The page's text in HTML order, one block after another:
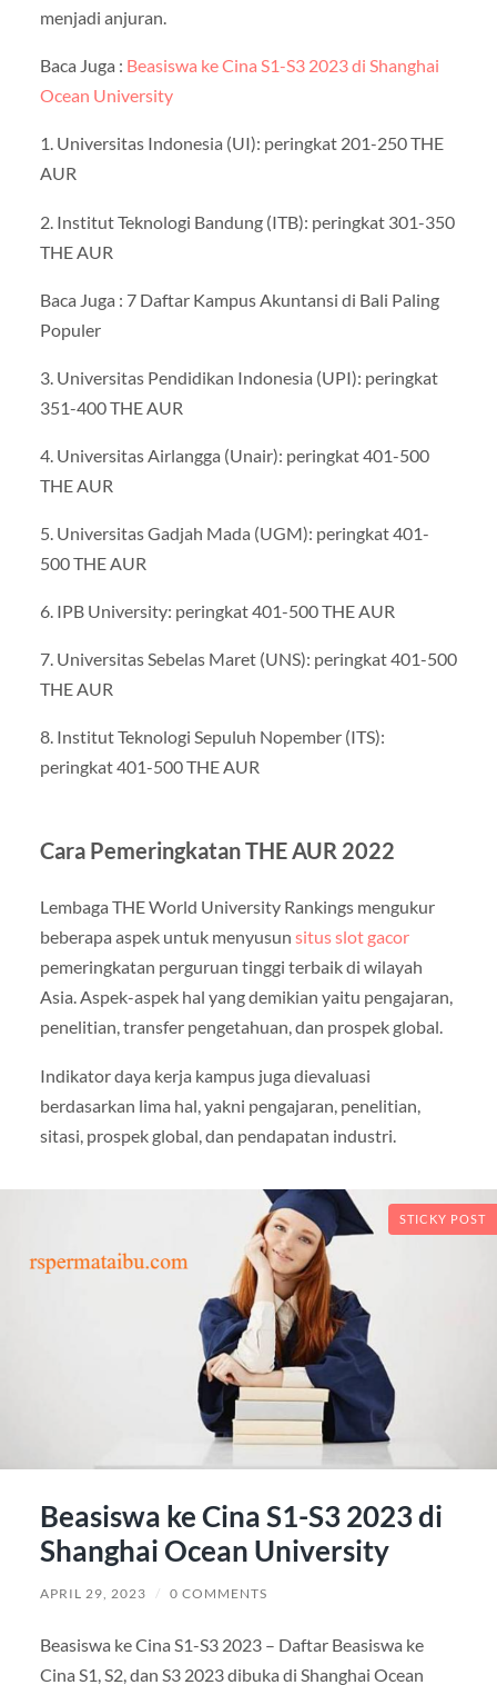
menjadi anjuran.
Baca Juga : Beasiswa ke Cina S1-S3 2023 di Shanghai
Ocean University
1. Universitas Indonesia (UI): peringkat 201-250 THE
AUR
2. Institut Teknologi Bandung (ITB): peringkat 301-350
THE AUR
Baca Juga : 7 Daftar Kampus Akuntansi di Bali Paling
Populer
3. Universitas Pendidikan Indonesia (UPI): peringkat
351-400 THE AUR
4. Universitas Airlangga (Unair): peringkat 401-500
THE AUR
5. Universitas Gadjah Mada (UGM): peringkat 401-
500 THE AUR
6. IPB University: peringkat 401-500 THE AUR
7. Universitas Sebelas Maret (UNS): peringkat 401-500
THE AUR
8. Institut Teknologi Sepuluh Nopember (ITS):
peringkat 401-500 THE AUR
Cara Pemeringkatan THE AUR 2022
Lembaga THE World University Rankings mengukur
beberapa aspek untuk menyusun situs slot gacor
pemeringkatan perguruan tinggi terbaik di wilayah
Asia. Aspek-aspek hal yang demikian yaitu pengajaran,
penelitian, transfer pengetahuan, dan prospek global.
Indikator daya kerja kampus juga dievaluasi
berdasarkan lima hal, yakni pengajaran, penelitian,
sitasi, prospek global, dan pendapatan industri.
STICKY POST
Beasiswa ke Cina S1-S3 2023 di
Shanghai Ocean University
APRIL 29, 2023 / 0 COMMENTS
Beasiswa ke Cina S1-S3 2023 – Daftar Beasiswa ke
Cina S1, S2, dan S3 2023 dibuka di Shanghai Ocean